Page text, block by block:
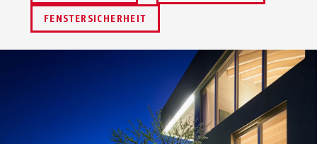
FENSTERSICHERHEIT